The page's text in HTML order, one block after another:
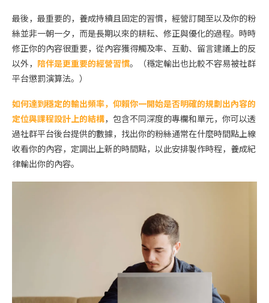
最後，最重要的，養成持續且固定的習慣，經營訂閱至以及你的粉
絲並非一朝一夕，而是長期以來的耕耘、修正與優化的過程。時時
修正你的內容很重要，從內容獲得觸及率、互動、留言建議上的反
以外， 陪伴是更重要的經營習慣。（穩定輸出也比較不容易被社群
平台懲罰演算法。）
如何達到穩定的輸出頻率，仰賴你一開始是否明確的規劃出內容的
定位與課程設計上的結構，包含不同深度的專欄和單元，你可以透
過社群平台後台提供的數據，找出你的粉絲通常在什麼時間點上線
收看你的內容，定調出上新的時間點，以此安排製作時程，養成紀
律輸出你的內容。